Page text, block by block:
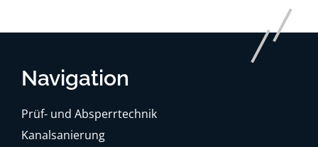
Navigation
Prüf- und Absperrtechnik
Kanalsanierung